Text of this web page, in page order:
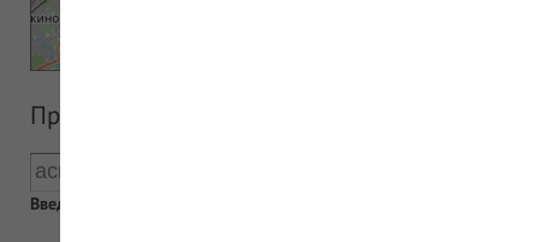
Прайс аптеки
Введен пустой поисковый запрос